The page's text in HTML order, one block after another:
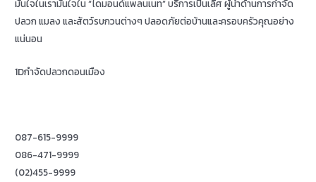
มั่นใจในเรามั่นใจใน “ไดมอนด์แพลนเนท” บริการเป็นเลิศ ผู้นำด้านการกำจัด
ปลวก แมลง และสัตว์รบกวนต่างๆ ปลอดภัยต่อบ้านและครอบครัวคุณอย่าง
แน่นอน
1Dกำจัดปลวกดอนเมือง
087-615-9999
086-471-9999
(02)455-9999